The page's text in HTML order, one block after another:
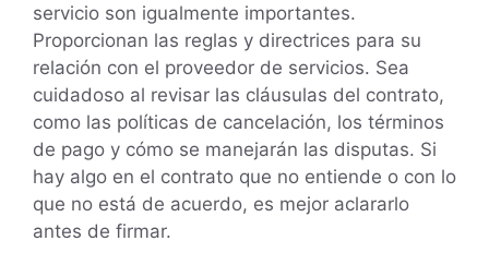
servicio son igualmente importantes.
Proporcionan las reglas y directrices para su
relación con el proveedor de servicios. Sea
cuidadoso al revisar las cláusulas del contrato,
como las políticas de cancelación, los términos
de pago y cómo se manejarán las disputas. Si
hay algo en el contrato que no entiende o con lo
que no está de acuerdo, es mejor aclararlo
antes de firmar.